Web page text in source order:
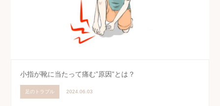
小指が靴に当たって痛む”原因”とは？
足のトラブル 2024.06.03